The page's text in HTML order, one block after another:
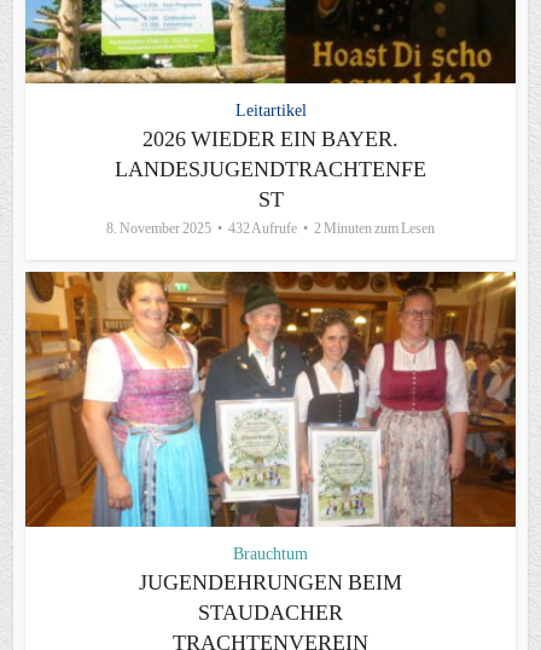
Leitartikel
2026 WIEDER EIN BAYER.
LANDESJUGENDTRACHTENFE
ST
8. November 2025 432 Aufrufe 2 Minuten zum Lesen
Brauchtum
JUGENDEHRUNGEN BEIM
STAUDACHER
TRACHTENVEREIN